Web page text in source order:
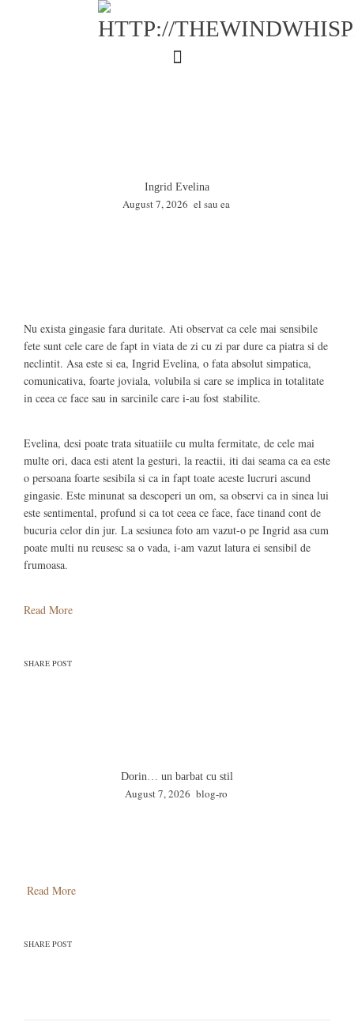
Ingrid Evelina
August 7, 2026 el sau ea
Nu exista gingasie fara duritate. Ati observat ca cele mai sensibile
fete sunt cele care de fapt in viata de zi cu zi par dure ca piatra si de
neclintit. Asa este si ea, Ingrid Evelina, o fata absolut simpatica,
comunicativa, foarte joviala, volubila si care se implica in totalitate
in ceea ce face sau in sarcinile care i-au fost stabilite.
Evelina, desi poate trata situatiile cu multa fermitate, de cele mai
multe ori, daca esti atent la gesturi, la reactii, iti dai seama ca ea este
o persoana foarte sesibila si ca in fapt toate aceste lucruri ascund
gingasie. Este minunat sa descoperi un om, sa observi ca in sinea lui
este sentimental, profund si ca tot ceea ce face, face tinand cont de
bucuria celor din jur. La sesiunea foto am vazut-o pe Ingrid asa cum
poate multi nu reusesc sa o vada, i-am vazut latura ei sensibil de
frumoasa.
Read More
SHARE POST
Dorin… un barbat cu stil
August 7, 2026 blog-ro
Read More
SHARE POST